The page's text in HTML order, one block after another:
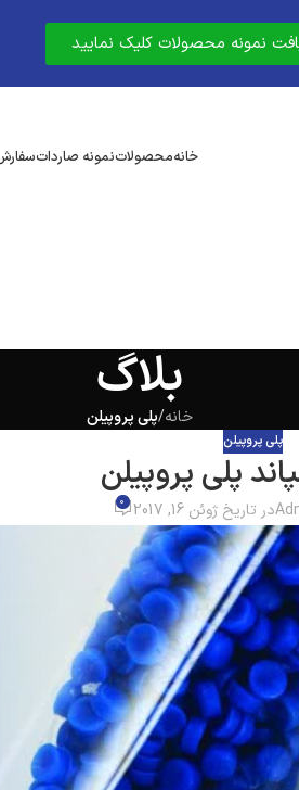
نمونه محصولات کلیک نمایید
خانهمحصولاتنمونه صاردات
بلاگ
خانه/پلی پروپیلن
پلی پروپیلن
پلی پروپیلن
در تاریخ ژوئن 16, 2017 0